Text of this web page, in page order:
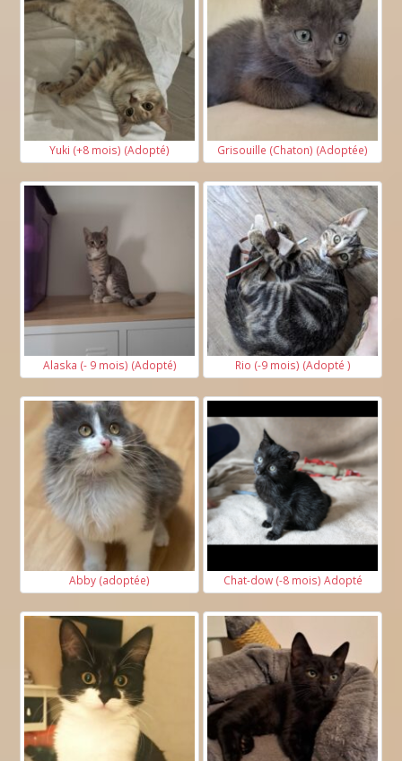
Yuki (+8 mois) (Adopté) Grisouille (Chaton) (Adoptée)
Alaska (- 9 mois) (Adopté) Rio (-9 mois) (Adopté )
Abby (adoptée) Chat-dow (-8 mois) Adopté